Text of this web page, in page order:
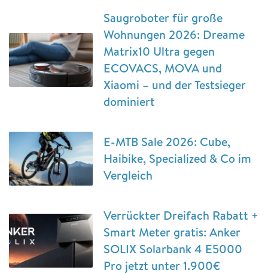
Saugroboter für große
Wohnungen 2026: Dreame
Matrix10 Ultra gegen
ECOVACS, MOVA und
Xiaomi – und der Testsieger
dominiert
E-MTB Sale 2026: Cube,
Haibike, Specialized & Co im
Vergleich
Verrückter Dreifach Rabatt +
Smart Meter gratis: Anker
SOLIX Solarbank 4 E5000
Pro jetzt unter 1.900€